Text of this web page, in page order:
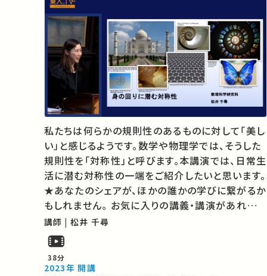
私たちは何らかの規則性のあるものに対して「美し
い」と感じるようです。数学や物理学では、そうした
規則性を「対称性」と呼びます。本講演では、日常生
活に潜む対称性の一端をご紹介したいと思います。
★あなたのシェアが、ほかの誰かの学びに繋がるか
もしれません。 お気に入りの講義・講演があれば
SNSなどでシェアをお願いします。 運営・著作権処
理・映像編集：東京大学 大学総合教育研究センタ
ー
講師 | 松井 千尋
38分
2023年 開講